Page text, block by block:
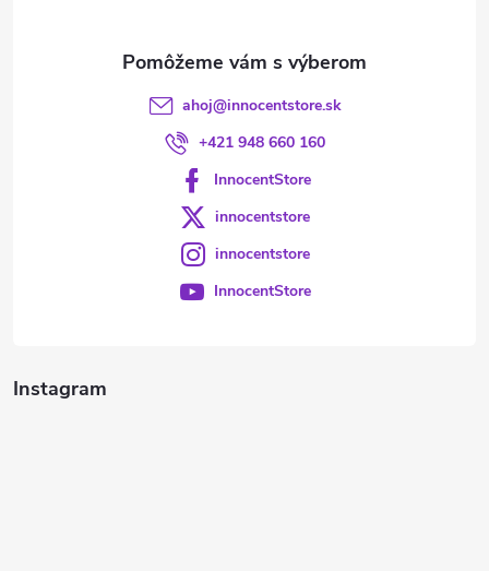
Instagram
ahoj@innocentstore.sk
+421 948 660 160
InnocentStore
innocentstore
innocentstore
InnocentStore